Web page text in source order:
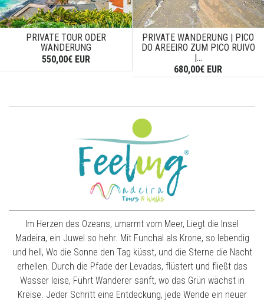
PRIVATE TOUR ODER
WANDERUNG
550,00€ EUR
PRIVATE WANDERUNG | PICO
DO AREEIRO ZUM PICO RUIVO
|...
680,00€ EUR
Im Herzen des Ozeans, umarmt vom Meer, Liegt die Insel
Madeira, ein Juwel so hehr. Mit Funchal als Krone, so lebendig
und hell, Wo die Sonne den Tag küsst, und die Sterne die Nacht
erhellen. Durch die Pfade der Levadas, flüstert und fließt das
Wasser leise, Führt Wanderer sanft, wo das Grün wächst in
Kreise. Jeder Schritt eine Entdeckung, jede Wende ein neuer